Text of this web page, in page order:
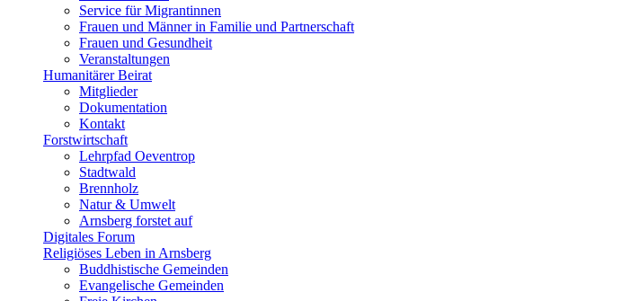
Service für Migrantinnen
Frauen und Männer in Familie und Partnerschaft
Frauen und Gesundheit
Veranstaltungen
Humanitärer Beirat
Mitglieder
Dokumentation
Kontakt
Forstwirtschaft
Lehrpfad Oeventrop
Stadtwald
Brennholz
Natur & Umwelt
Arnsberg forstet auf
Digitales Forum
Religiöses Leben in Arnsberg
Buddhistische Gemeinden
Evangelische Gemeinden